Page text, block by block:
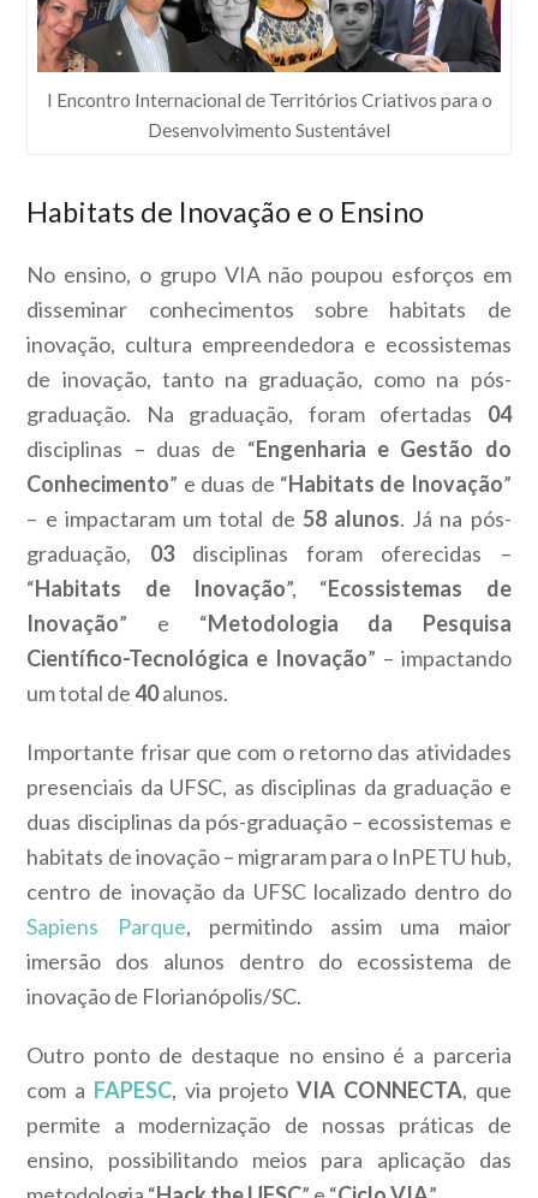
I Encontro Internacional de Territórios Criativos para o
Desenvolvimento Sustentável
Habitats de Inovação e o Ensino
No ensino, o grupo VIA não poupou esforços em
disseminar conhecimentos sobre habitats de
inovação, cultura empreendedora e ecossistemas
de inovação, tanto na graduação, como na pós-
graduação. Na graduação, foram ofertadas 04
disciplinas – duas de “Engenharia e Gestão do
Conhecimento” e duas de “Habitats de Inovação”
– e impactaram um total de 58 alunos. Já na pós-
graduação, 03disciplinas foram oferecidas –
“Habitats de Inovação”, “Ecossistemas de
Inovação” e “Metodologia da Pesquisa
Científico-Tecnológica e Inovação” – impactando
um total de40alunos.
Importante frisar que com o retorno das atividades
presenciais da UFSC, as disciplinas da graduação e
duas disciplinas da pós-graduação – ecossistemas e
habitats de inovação – migraram para o InPETU hub,
centro de inovação da UFSC localizado dentro do
Sapiens Parque, permitindo assim uma maior
imersão dos alunos dentro do ecossistema de
inovação de Florianópolis/SC.
Outro ponto de destaque no ensino é a parceria
com a FAPESC, via projetoVIA CONNECTA, que
permite a modernização de nossas práticas de
ensino, possibilitando meios para aplicação das